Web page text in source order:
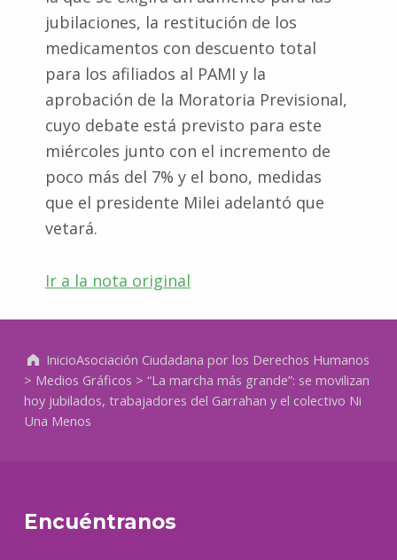
jubilaciones, la restitución de los
medicamentos con descuento total
para los afiliados al PAMI y la
aprobación de la Moratoria Previsional,
cuyo debate está previsto para este
miércoles junto con el incremento de
poco más del 7% y el bono, medidas
que el presidente Milei adelantó que
vetará.
Ir a la nota original
Volver a la navegación principal
InicioAsociación Ciudadana por los Derechos Humanos
> Medios Gráficos > “La marcha más grande”: se movilizan
hoy jubilados, trabajadores del Garrahan y el colectivo Ni
Una Menos
Encuéntranos